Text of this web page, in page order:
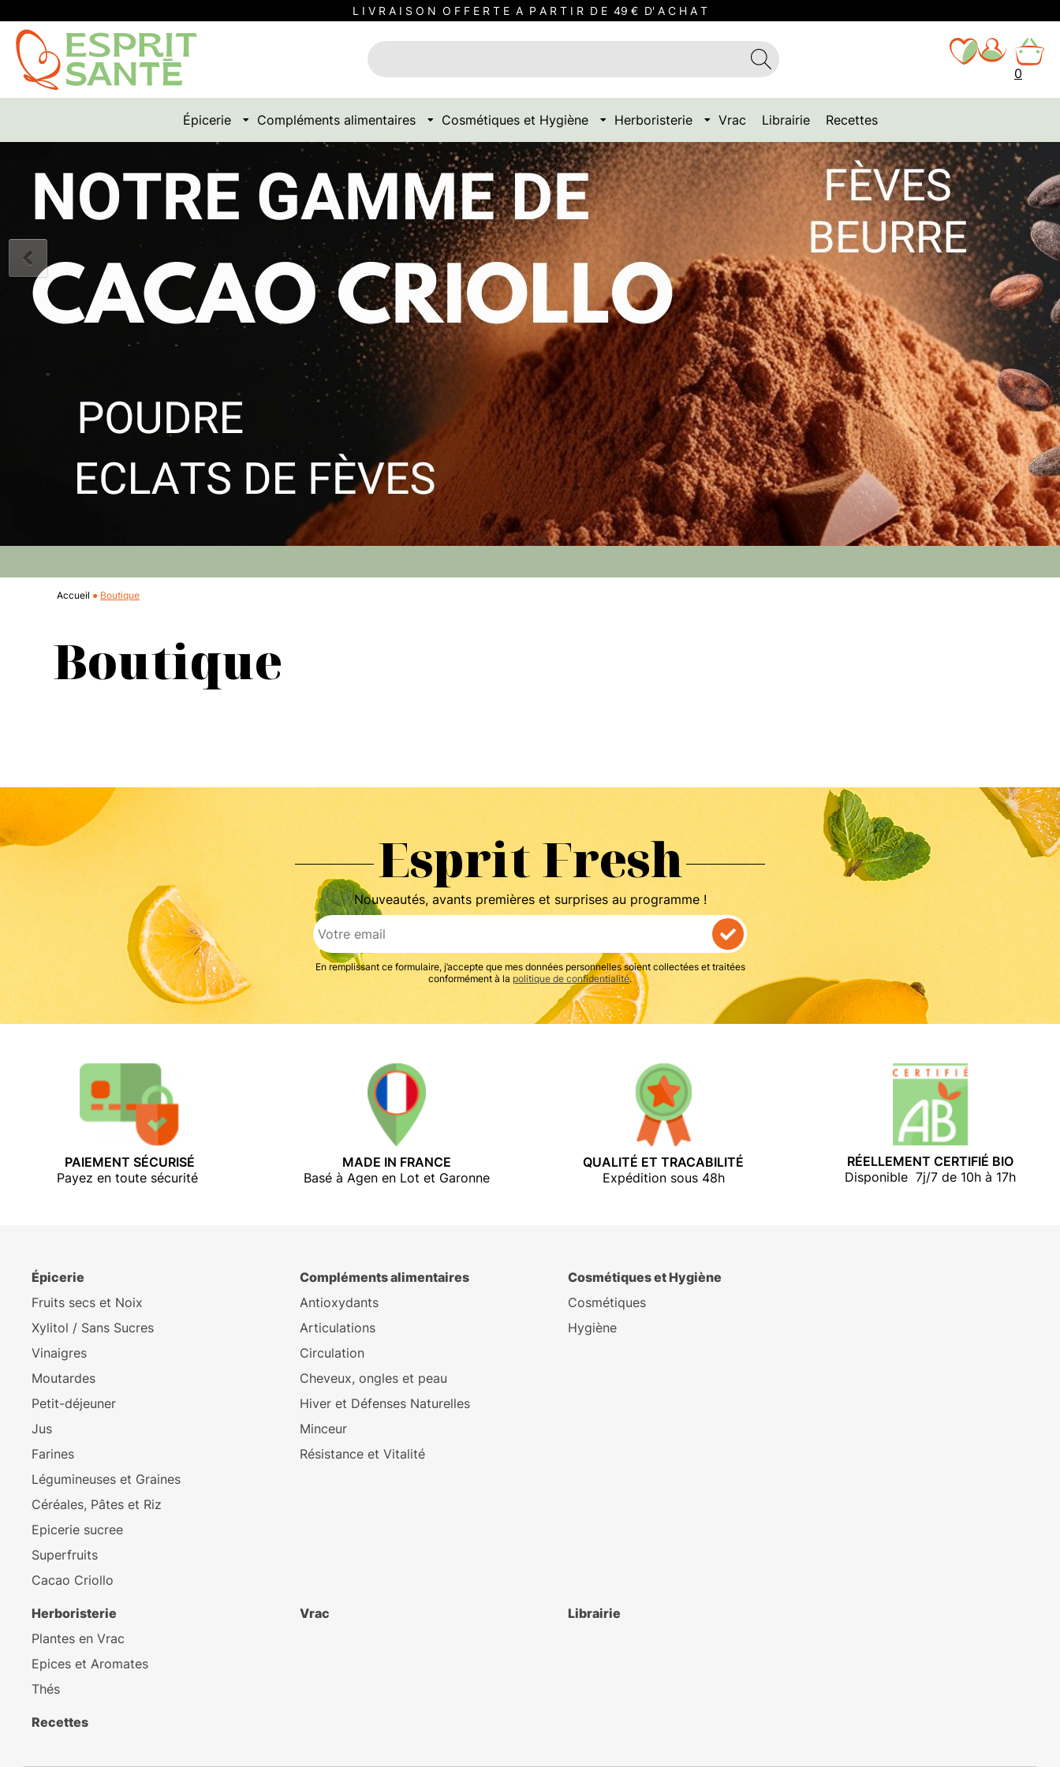
L I V R A I S O N O F F E R T E A P A R T I R D E 49 € D' A C H A T
0
Épicerie Compléments alimentaires Cosmétiques et Hygiène Herboristerie Vrac Librairie Recettes
Accueil Boutique
Boutique
Esprit Fresh
Nouveautés, avants premières et surprises au programme !
En remplissant ce formulaire, j’accepte que mes données personnelles soient collectées et traitées
conformément à la politique de confidentialité.
PAIEMENT SÉCURISÉ
Payez en toute sécurité
MADE IN FRANCE
Basé à Agen en Lot et Garonne
QUALITÉ ET TRACABILITÉ
Expédition sous 48h
RÉELLEMENT CERTIFIÉ BIO
Disponible 7j/7 de 10h à 17h
Épicerie
Fruits secs et Noix
Xylitol / Sans Sucres
Vinaigres
Moutardes
Petit-déjeuner
Jus
Farines
Légumineuses et Graines
Céréales, Pâtes et Riz
Epicerie sucree
Superfruits
Cacao Criollo
Compléments alimentaires
Antioxydants
Articulations
Circulation
Cheveux, ongles et peau
Hiver et Défenses Naturelles
Minceur
Résistance et Vitalité
Cosmétiques et Hygiène
Cosmétiques
Hygiène
Herboristerie
Plantes en Vrac
Epices et Aromates
Thés
Vrac Librairie
Recettes